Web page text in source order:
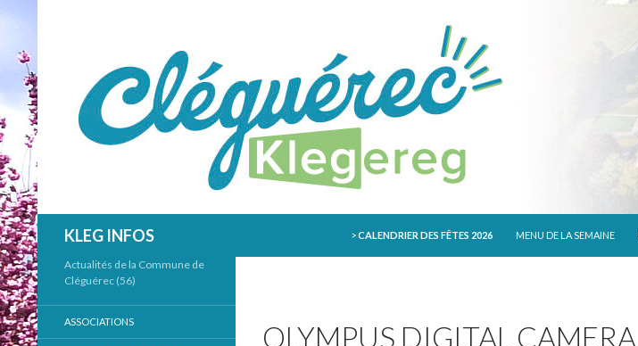
KLEG INFOS
>CALENDRIER DES FÊTES 2026 MENU DE LA SEMAINE
OLYMPUS DIGITAL CAMERA
Actualités de la Commune de
Cléguérec (56)
ASSOCIATIONS